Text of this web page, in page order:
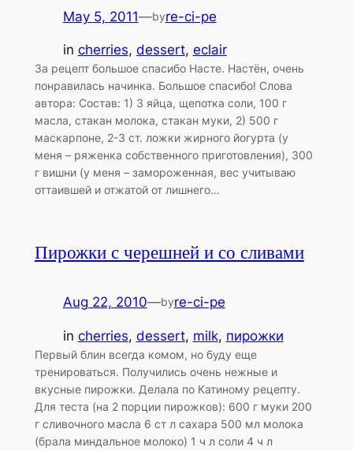
May 5, 2011—byre-ci-pe
in cherries, dessert, eclair
За рецепт большое спасибо Насте. Настён, очень
понравилась начинка. Большое спасибо! Слова
автора: Состав: 1) 3 яйца, щепотка соли, 100 г
масла, стакан молока, стакан муки, 2) 500 г
маскарпоне, 2-3 ст. ложки жирного йогурта (у
меня – ряженка собственного приготовления), 300
г вишни (у меня – замороженная, вес учитываю
оттаившей и отжатой от лишнего…
Пирожки с черешней и со сливами
Aug 22, 2010—byre-ci-pe
in cherries, dessert, milk, пирожки
Первый блин всегда комом, но буду еще
тренироваться. Получились очень нежные и
вкусные пирожки. Делала по Катиному рецепту.
Для теста (на 2 порции пирожков): 600 г муки 200
г сливочного масла 6 ст л сахара 500 мл молока
(брала миндальное молоко) 1 ч л соли 4 ч л